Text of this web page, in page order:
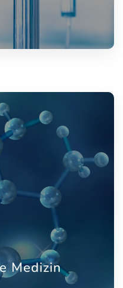
Medizin